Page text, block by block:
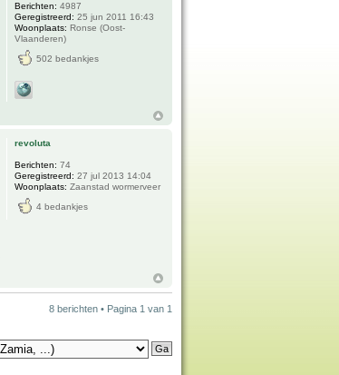
Berichten: 4987
Geregistreerd: 25 jun 2011 16:43
Woonplaats: Ronse (Oost-
Vlaanderen)
502 bedankjes
revoluta
Berichten: 74
Geregistreerd: 27 jul 2013 14:04
Woonplaats: Zaanstad wormerveer
4 bedankjes
8 berichten • Pagina 1 van 1